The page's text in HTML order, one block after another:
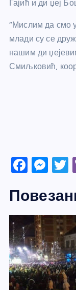
Гајић и ди џеј
“Мислим да смо
млади су се
нашим ди
Смиљковић,
F
c
e
b
o
o
k
M
ss
e
n
g
er